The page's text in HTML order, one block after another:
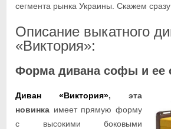
сегмента рынка Украины. Скажем
Описание выкатного
«Виктория»:
Форма дивана софы и ее
Диван «Виктория», эта
новинка имеет прямую форму
с высокими боковыми